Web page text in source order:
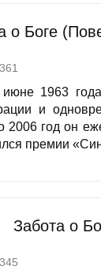
о Боге
1963
и
год он
премии
Забота о